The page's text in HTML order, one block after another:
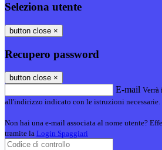
Seleziona utente
button close ×
Recupero password
button close ×
E-mail Verrà
all'indirizzo indicato con le istruzioni necessarie.
Non hai una e-mail associata al nome utente?
tramite la Login Spaggiari